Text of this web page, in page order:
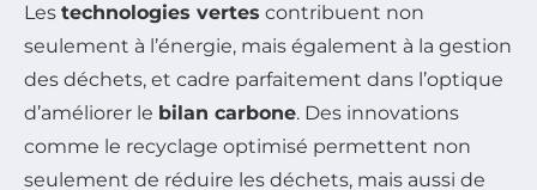
Les technologies vertes contribuent non
seulement à l’énergie, mais également à la gestion
des déchets, et cadre parfaitement dans l’optique
d’améliorer le bilan carbone. Des innovations
comme le recyclage optimisé permettent non
seulement de réduire les déchets, mais aussi de